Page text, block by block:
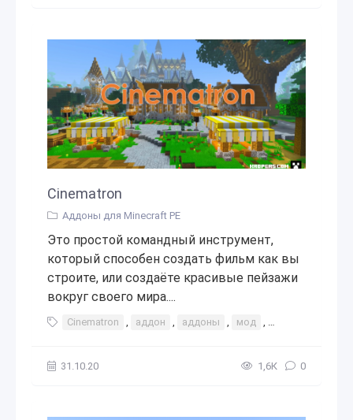
Cinematron
Аддоны для Minecraft PE
Это простой командный инструмент,
который способен создать фильм как вы
строите, или создаёте красивые пейзажи
вокруг своего мира....
Cinematron , аддон , аддоны , мод , моды
31.10.20 1,6К 0